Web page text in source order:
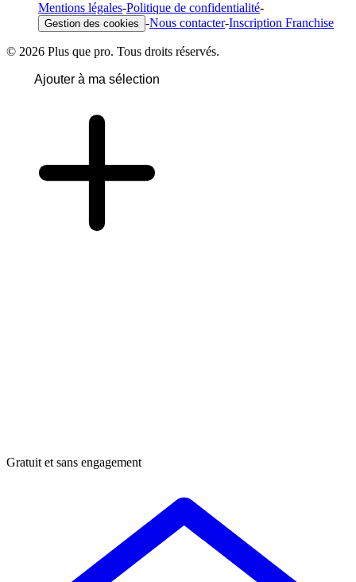
Mentions légales-Politique de confidentialité-
Gestion des cookies -Nous contacter-Inscription Franchise
© 2026 Plus que pro. Tous droits réservés.
Ajouter à ma sélection
Gratuit et sans engagement